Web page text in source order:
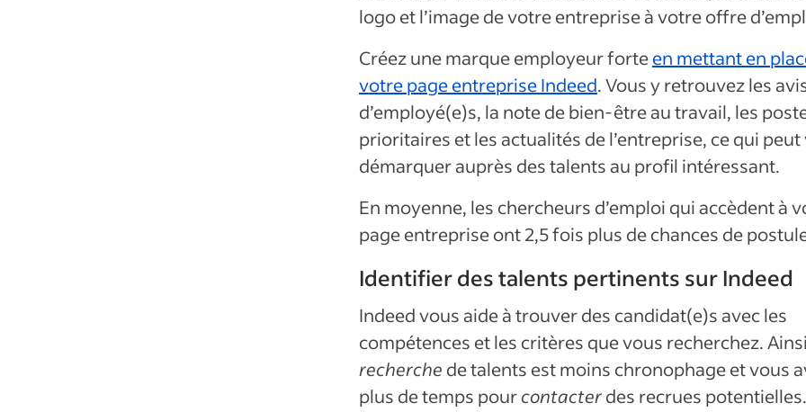
logo et l’image de votre entreprise à votre offre
Créez une marque employeur forteen mettant en
votre page entreprise Indeed. Vous y retrouvez les
d’employé(e)s, la note de bien-être au travail, les
prioritaires et les actualités de l’entreprise, ce qui peut
démarquer auprès des talents au profil intéressant.
En moyenne, les chercheurs d’emploi qui accèdent à
page entreprise ont 2,5 fois plus de chances de
Identifier des talents pertinents sur Indeed
Indeed vous aide à trouver des candidat(e)s avec les
compétences et les critères que vous recherchez.
recherche de talents est moins chronophage et vous
plus de temps pourcontacterdes recrues potentielles.